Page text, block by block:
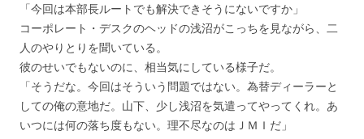
「今回は本部長ルートでも解決できそうにないですか」
コーポレート・デスクのヘッドの浅沼がこっちを見ながら、二
人のやりとりを聞いている。
彼のせいでもないのに、相当気にしている様子だ。
「そうだな。今回はそういう問題ではない。為替ディーラーと
しての俺の意地だ。山下、少し浅沼を気遣ってやってくれ。あ
いつには何の落ち度もない。理不尽なのはＪＭＩだ」